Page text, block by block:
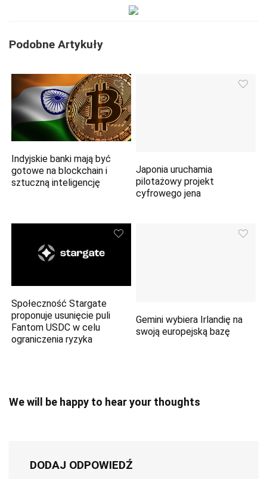
Podobne Artykuły
Indyjskie banki mają być
gotowe na blockchain i
sztuczną inteligencję
Japonia uruchamia
pilotażowy projekt
cyfrowego jena
Społeczność Stargate
proponuje usunięcie puli
Fantom USDC w celu
ograniczenia ryzyka
Gemini wybiera Irlandię na
swoją europejską bazę
We will be happy to hear your thoughts
DODAJ ODPOWIEDŹ